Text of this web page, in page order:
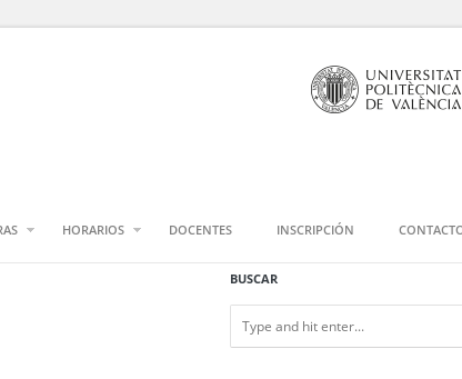
HORARIOS DOCENTES INSCRIPCIÓN
BUSCAR